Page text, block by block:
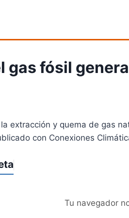
gas fósil
extracción y quema de gas
con Conexiones
Tu navegador